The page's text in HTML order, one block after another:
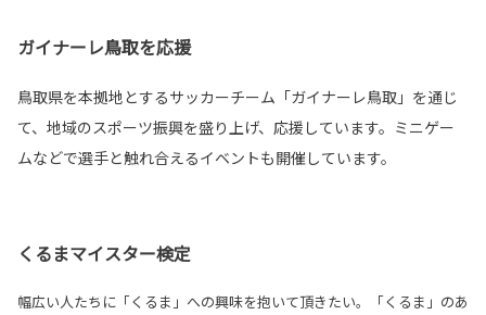
ガイナーレ鳥取を応援
鳥取県を本拠地とするサッカーチーム「ガイナーレ鳥取」を通じ
て、地域のスポーツ振興を盛り上げ、応援しています。ミニゲー
ムなどで選手と触れ合えるイベントも開催しています。
くるまマイスター検定
幅広い人たちに「くるま」への興味を抱いて頂きたい。「くるま」のあ